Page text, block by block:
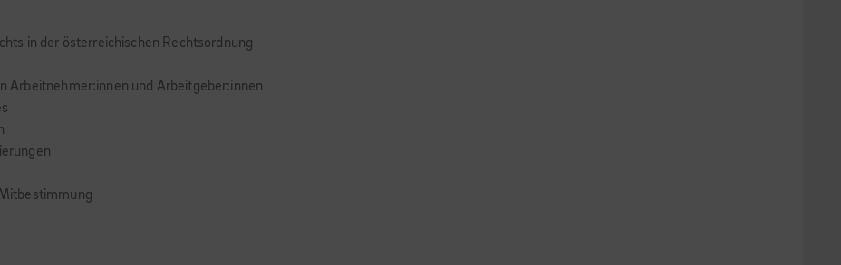
in der österreichischen Rechtsordnung
Arbeitnehmer:innen und Arbeitgeber:innen